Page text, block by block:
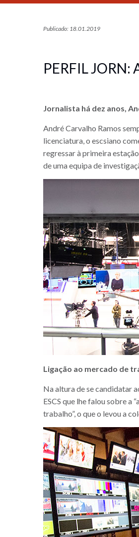
Publicado: 18.01.2019
PERFIL JORN:
Jornalista há dez anos,
André Carvalho Ramos
licenciatura, o escsiano
regressar à primeira
de uma equipa de
Ligação ao mercado de
Na altura de se candidatar
ESCS que lhe falou sobre a
trabalho”, o que o levou a